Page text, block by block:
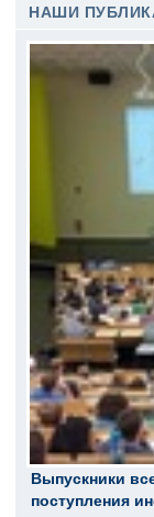
НАШИ
Выпускники
поступления